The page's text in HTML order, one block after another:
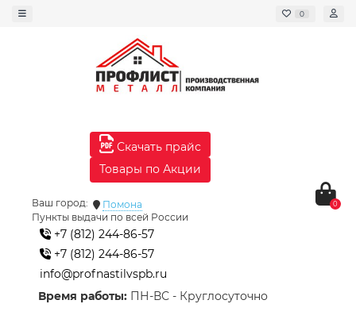
0
Скачать прайс
Товары по Акции
Ваш город:
Помона
Пункты выдачи по всей России
+7 (812) 244-86-57
+7 (812) 244-86-57
info@profnastilvspb.ru
Время работы: ПН-ВС - Круглосуточно
0